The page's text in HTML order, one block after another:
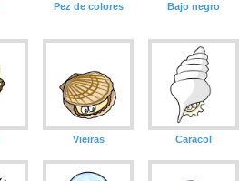
Pez de colores Bajo negro
Vieiras Caracol